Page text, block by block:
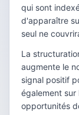
qui sont
d'apparaître
seul ne
La
augmente le
signal positif
également sur
opportunités